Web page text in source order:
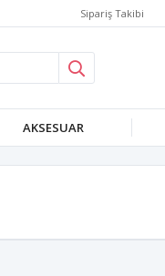
Sipariş Takibi
AKSESUAR